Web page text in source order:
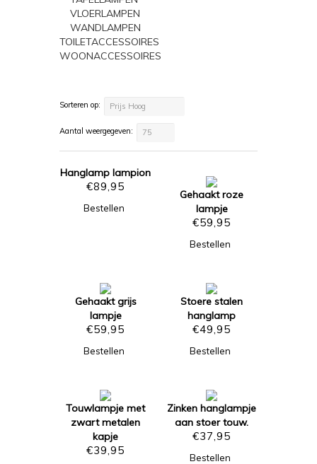
VLOERLAMPEN
WANDLAMPEN
TOILETACCESSOIRES
WOONACCESSOIRES
Sorteren op: Prijs Hoog
Aantal weergegeven: 75
Hanglamp lampion
€89,95
Bestellen
Gehaakt roze
lampje
€59,95
Bestellen
Gehaakt grijs
lampje
€59,95
Bestellen
Stoere stalen
hanglamp
€49,95
Bestellen
Touwlampje met
zwart metalen
kapje
€39,95
Zinken hanglampje
aan stoer touw.
€37,95
Bestellen